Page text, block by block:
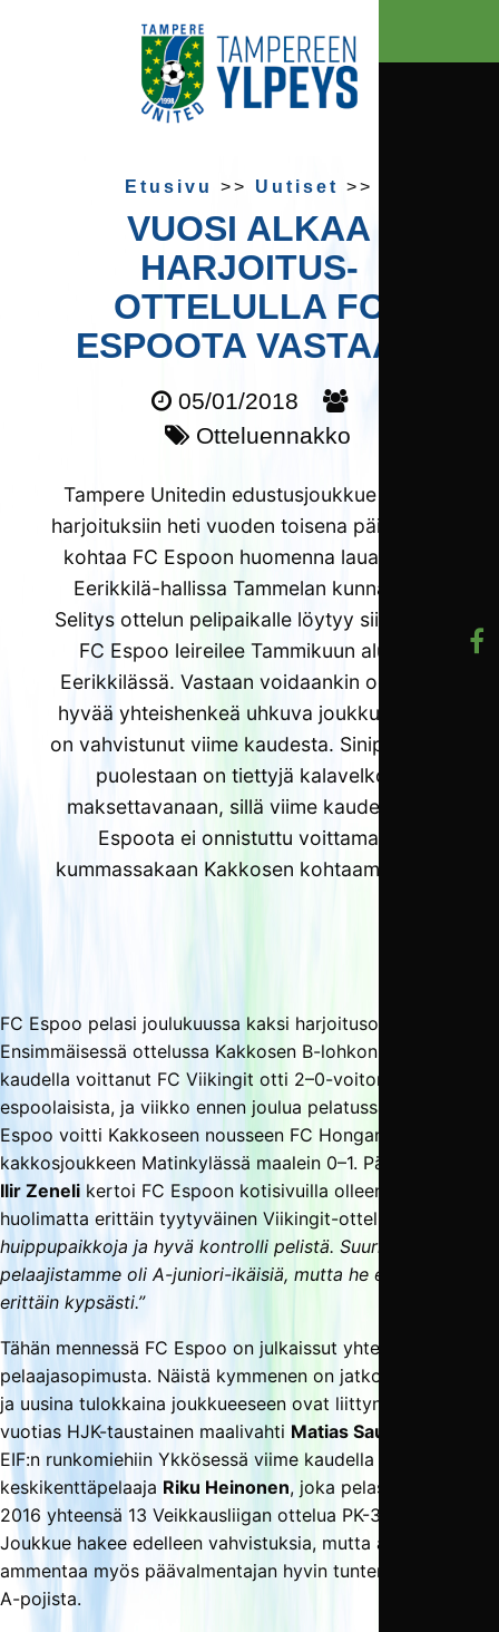
Etusivu >> Uutiset >>
VUOSI ALKAA
HARJOITUS­
OTTELULLA FC
ESPOOTA VASTAAN
05/01/2018
Otteluennakko
Tampere Unitedin edustusjoukkue palasi
harjoituksiin heti vuoden toisena päivänä ja
kohtaa FC Espoon huomenna lauantaina
Eerikkilä-hallissa Tammelan kunnassa.
Selitys ottelun pelipaikalle löytyy siitä, että
FC Espoo leireilee Tammikuun alussa
Eerikkilässä. Vastaan voidaankin odottaa
hyvää yhteishenkeä uhkuva joukkue, joka
on vahvistunut viime kaudesta. Sinipaidoilla
puolestaan on tiettyjä kalavelkoja
maksettavanaan, sillä viime kaudella FC
Espoota ei onnistuttu voittamaan
kummassakaan Kakkosen kohtaamisessa.
FC Espoo pelasi joulukuussa kaksi harjoitusottelua.
Ensimmäisessä ottelussa Kakkosen B-lohkon viime
kaudella voittanut FC Viikingit otti 2–0-voiton
espoolaisista, ja viikko ennen joulua pelatussa ottelussa FC
Espoo voitti Kakkoseen nousseen FC Hongan
kakkosjoukkeen Matinkylässä maalein 0–1. Päävalmentaja
Ilir Zeneli kertoi FC Espoon kotisivuilla olleensa tappiosta
huolimatta erittäin tyytyväinen Viikingit-otteluun:
huippupaikkoja ja hyvä kontrolli pelistä. Suurin osa
pelaajistamme oli A-juniori-ikäisiä, mutta he esiintyivät
erittäin kypsästi.”
Tähän mennessä FC Espoo on julkaissut yhteensä 12
pelaajasopimusta. Näistä kymmenen on jatkosopimuksia,
ja uusina tulokkaina joukkueeseen ovat liittyneet 21-
vuotias HJK-taustainen maalivahti Matias Sauramaa
EIF:n runkomiehiin Ykkösessä viime kaudella kuulunut
keskikenttäpelaaja Riku Heinonen, joka pelasi kaudella
2016 yhteensä 13 Veikkausliigan ottelua PK-35:n riveissä.
Joukkue hakee edelleen vahvistuksia, mutta aikoo
ammentaa myös päävalmentajan hyvin tuntemista seuran
A-pojista.